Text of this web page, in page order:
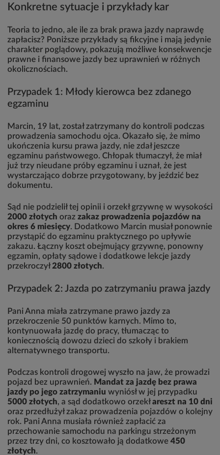
Konkretne sytuacje i przykłady kar
Teoria to jedno, ale ile za brak prawa jazdy naprawdę
zapłacisz? Poniższe przykłady są fikcyjne i mają jedynie
charakter poglądowy, pokazują możliwe konsekwencje
prawne i finansowe jazdy bez uprawnień w różnych
okolicznościach.
Przypadek 1: Młody kierowca bez zdanego
egzaminu
Marcin, 19 lat, został zatrzymany do kontroli podczas
prowadzenia samochodu ojca. Okazało się, że mimo
ukończenia kursu prawa jazdy, nie zdał jeszcze
egzaminu państwowego. Chłopak tłumaczył, że miał
już trzy nieudane próby egzaminu i uznał, że jest
wystarczająco dobrze przygotowany, by jeździć bez
dokumentu.
Sąd nie podzielił tej opinii i orzekł grzywnę w wysokości
2000 złotych oraz zakaz prowadzenia pojazdów na
okres 6 miesięcy. Dodatkowo Marcin musiał ponownie
przystąpić do egzaminu praktycznego po upływie
zakazu. Łączny koszt obejmujący grzywnę, ponowny
egzamin, opłaty sądowe i dodatkowe lekcje jazdy
przekroczył2800 złotych.
Przypadek 2: Jazda po zatrzymaniu prawa jazdy
Pani Anna miała zatrzymane prawo jazdy za
przekroczenie 50 punktów karnych. Mimo to,
kontynuowała jazdę do pracy, tłumacząc to
koniecznością dowozu dzieci do szkoły i brakiem
alternatywnego transportu.
Podczas kontroli drogowej wyszło na jaw, że prowadzi
pojazd bez uprawnień. Mandat za jazdę bez prawa
jazdy po jego zatrzymaniu wyniósł w jej przypadku
5000 złotych, a sąd dodatkowo orzekłareszt na 10 dni
oraz przedłużył zakaz prowadzenia pojazdów o kolejny
rok. Pani Anna musiała również zapłacić za
przechowanie samochodu na parkingu strzeżonym
przez trzy dni, co kosztowało ją dodatkowe 450
złotych.